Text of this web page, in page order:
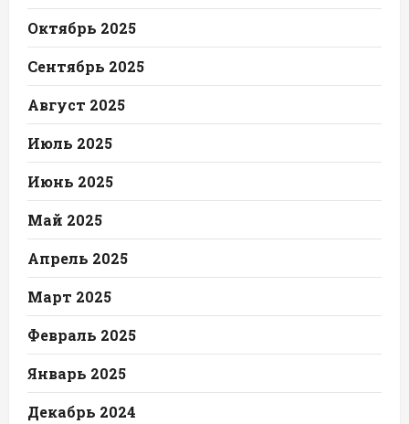
Октябрь 2025
Сентябрь 2025
Август 2025
Июль 2025
Июнь 2025
Май 2025
Апрель 2025
Март 2025
Февраль 2025
Январь 2025
Декабрь 2024